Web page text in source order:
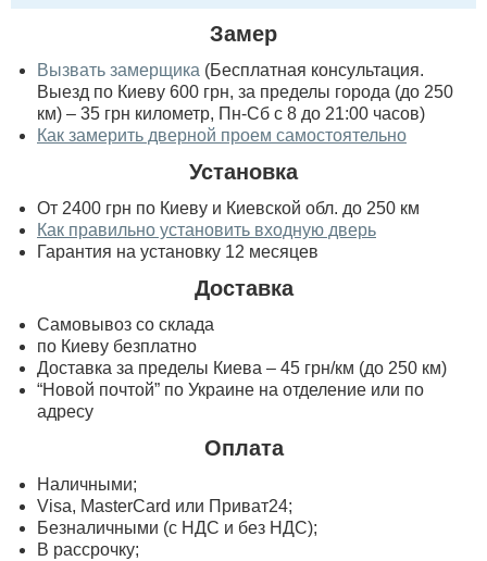
Замер
Вызвать замерщика (Бесплатная консультация.
Выезд по Киеву 600 грн, за пределы города (до 250
км) – 35 грн километр, Пн-Сб с 8 до 21:00 часов)
Как замерить дверной проем самостоятельно
Установка
От 2400 грн по Киеву и Киевской обл. до 250 км
Как правильно установить входную дверь
Гарантия на установку 12 месяцев
Доставка
Самовывоз со склада
по Киеву безплатно
Доставка за пределы Киева – 45 грн/км (до 250 км)
“Новой почтой” по Украине на отделение или по
адресу
Оплата
Наличными;
Visa, MasterСard или Приват24;
Безналичными (с НДС и без НДС);
В рассрочку;